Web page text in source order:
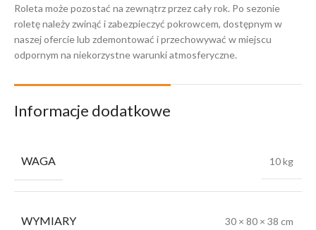
Roleta może pozostać na zewnątrz przez cały rok. Po sezonie
roletę należy zwinąć i zabezpieczyć pokrowcem, dostępnym w
naszej ofercie lub zdemontować i przechowywać w miejscu
odpornym na niekorzystne warunki atmosferyczne.
Informacje dodatkowe
WAGA 10 kg
WYMIARY 30 × 80 × 38 cm